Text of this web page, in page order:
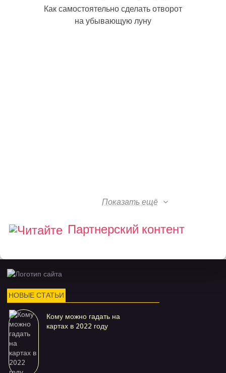
Как самостоятельно сделать отворот
на убывающую луну
Показать ещё
Партнерский контент
НОВЫЕ СТАТЬИ
Кому можно гадать на
картах в 2022 году